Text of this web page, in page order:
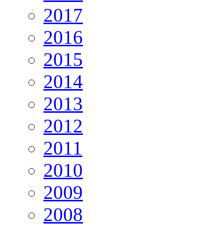
2017
2016
2015
2014
2013
2012
2011
2010
2009
2008